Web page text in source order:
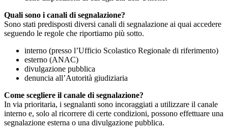
Quali sono i canali di segnalazione?
Sono stati predisposti diversi canali di segnalazione ai quai accedere
seguendo le regole che riportiamo più sotto.
interno (presso l’Ufficio Scolastico Regionale di riferimento)
esterno (ANAC)
divulgazione pubblica
denuncia all’Autorità giudiziaria
Come scegliere il canale di segnalazione?
In via prioritaria, i segnalanti sono incoraggiati a utilizzare il canale
interno e, solo al ricorrere di certe condizioni, possono effettuare una
segnalazione esterna o una divulgazione pubblica.